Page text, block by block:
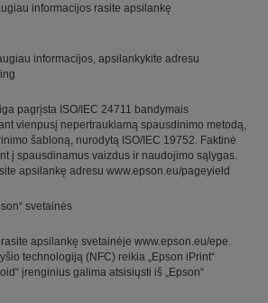
informacijos rasite apsilankę
informacijos, apsilankykite adresu
pagrįsta ISO/IEC 24711 bandymais
vienpusį nepertraukiamą spausdinimo metodą,
šabloną, nurodytą ISO/IEC 19752. Faktinė
į spausdinamus vaizdus ir naudojimo sąlygas.
apsilankę adresu www.epson.eu/pageyield
svetainės
apsilankę svetainėje www.epson.eu/epe.
technologiją (NFC) reikia „Epson iPrint“
įrenginius galima atsisiųsti iš „Epson“